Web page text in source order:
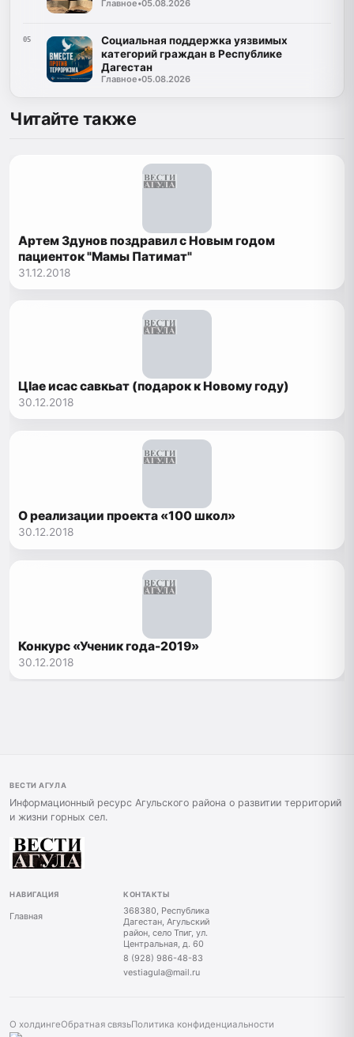
Главное•05.08.2026
05
Социальная поддержка уязвимых
категорий граждан в Республике
Дагестан
Главное•05.08.2026
Читайте также
Артем Здунов поздравил с Новым годом
пациенток "Мамы Патимат"
31.12.2018
ЦIае исас савкьат (подарок к Новому году)
30.12.2018
О реализации проекта «100 школ»
30.12.2018
Конкурс «Ученик года-2019»
30.12.2018
ВЕСТИ АГУЛА
Информационный ресурс Агульского района о развитии территорий
и жизни горных сел.
НАВИГАЦИЯ
Главная
КОНТАКТЫ
368380, Республика
Дагестан, Агульский
район, село Тпиг, ул.
Центральная, д. 60
8 (928) 986-48-83
vestiagula@mail.ru
О холдингеОбратная связьПолитика конфиденциальности